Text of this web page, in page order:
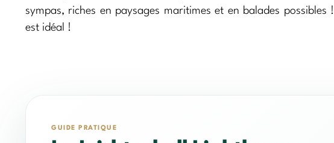
sympas, riches en paysages maritimes et en balades
est idéal !
GUIDE PRATIQUE